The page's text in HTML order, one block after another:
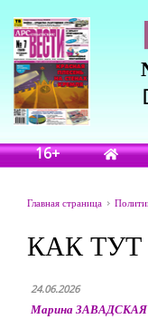
16+
Главная страница
КАК
24.06.2026
Марина ЗАВАДСКАЯ